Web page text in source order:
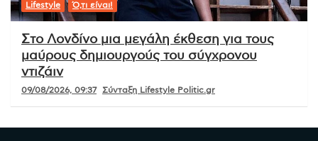
Lifestyle Ό,τι είναι!
Στο Λονδίνο μια μεγάλη έκθεση για τους
μαύρους δημιουργούς του σύγχρονου
ντιζάιν
09/08/2026, 09:37 Σύνταξη Lifestyle Politic.gr